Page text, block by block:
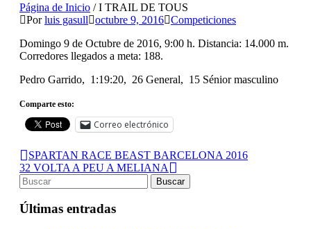
Página de Inicio /I TRAIL DE TOUS
Porluis gasull octubre 9, 2016 Competiciones
Domingo 9 de Octubre de 2016, 9:00 h. Distancia: 14.000 m.
Corredores llegados a meta: 188.
Pedro Garrido, 1:19:20, 26 General, 15 Sénior masculino
Comparte esto:
Correo electrónico
SPARTAN RACE BEAST BARCELONA 2016
32 VOLTA A PEU A MELIANA
Últimas entradas